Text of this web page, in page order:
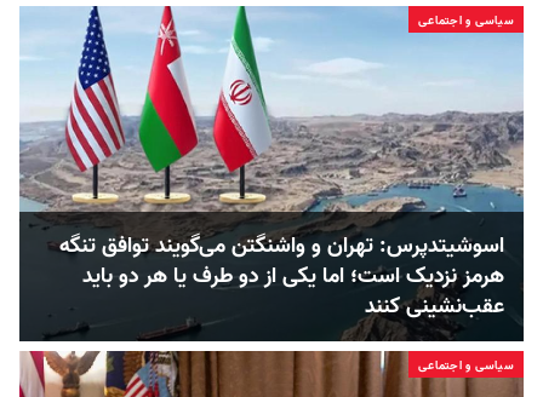
سیاسی و اجتماعی
اسوشیتدپرس: تهران و واشنگتن می‌گویند توافق تنگه
هرمز نزدیک است؛ اما یکی از دو طرف یا هر دو باید
عقب‌نشینی کنند
سیاسی و اجتماعی